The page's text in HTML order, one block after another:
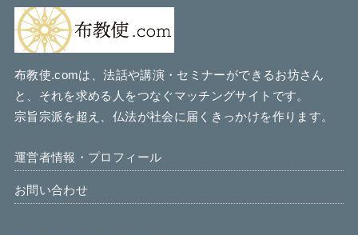
布教使.comは、法話や講演・セミナーができるお坊さん
と、それを求める人をつなぐマッチングサイトです。
宗旨宗派を超え、仏法が社会に届くきっかけを作ります。
運営者情報・プロフィール
お問い合わせ